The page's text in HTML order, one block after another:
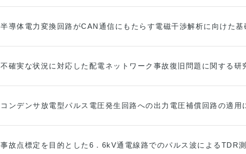
半導体電力変換回路がCAN通信にもたらす電磁干渉解析に向けた基
不確実な状況に対応した配電ネットワーク事故復旧問題に関する研
コンデンサ放電型パルス電圧発生回路への出力電圧補償回路の適用
事故点標定を目的とした6．6kV通電線路でのパルス波によるTDR